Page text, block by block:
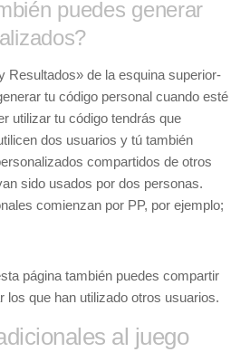
puedes generar
Resultados» de la esquina superior-
tu código personal cuando esté
utilizar tu código tendrás que
dos usuarios y tú también
compartidos de otros
sido usados por dos personas.
comienzan por PP, por ejemplo;
página también puedes compartir
los que han utilizado otros usuarios.
al juego